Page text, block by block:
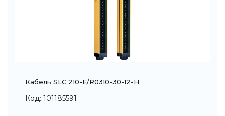
Кабель SLC 210-E/R0310-30-12-H
Код: 101185591